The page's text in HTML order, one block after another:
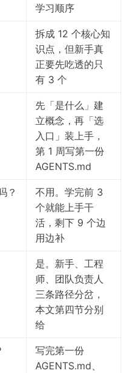
学习顺序
拆成 12 个核心知
识点，但新手真
正要先吃透的只
有 3 个
先「是什么」建
立概念，再「选
入口」装上手，
第 1 周写第一份
AGENTS.md
？
不用。学完前 3
个就能上手干
活，剩下 9 个边
用边补
是。新手、工程
师、团队负责人
三条路径分岔，
本文第四节分别
给
写完第一份
AGENTS.md、